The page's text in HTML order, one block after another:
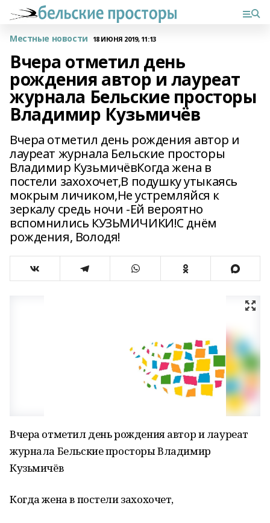
Местные новости 18 ИЮНЯ 2019, 11:13
Вчера отметил день
рождения автор и лауреат
журнала Бельские просторы
Владимир Кузьмичёв
Вчера отметил день рождения автор и
лауреат журнала Бельские просторы
Владимир КузьмичёвКогда жена в
постели захохочет,В подушку утыкаясь
мокрым личиком,Не устремляйся к
зеркалу средь ночи -Ей вероятно
вспомнились КУЗЬМИЧИКИ!С днём
рождения, Володя!
Вчера отметил день рождения автор и лауреат
журнала Бельские просторы Владимир
Кузьмичёв
Когда жена в постели захохочет,